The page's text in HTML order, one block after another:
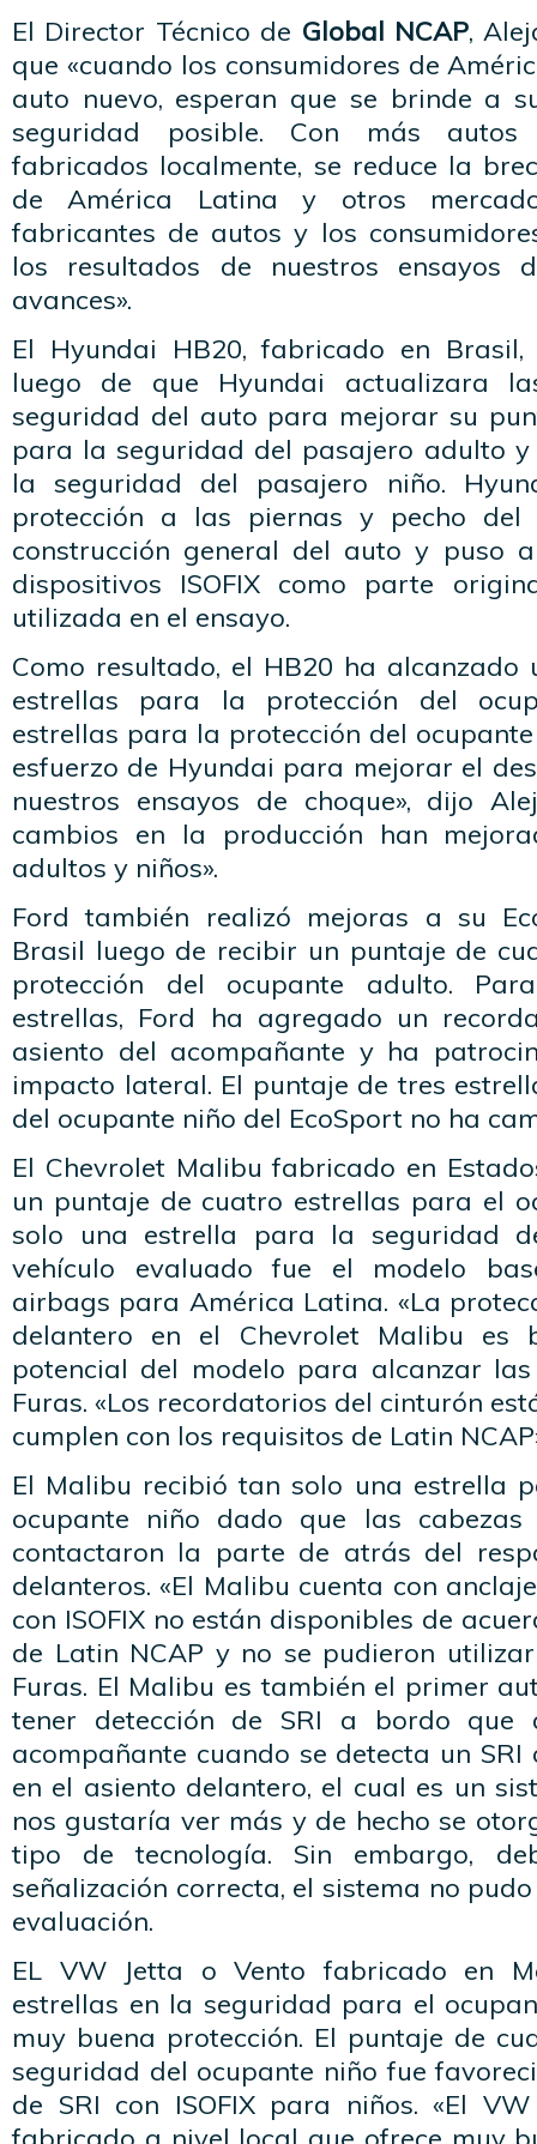
El Director Técnico de Global NCAP,
que «cuando los consumidores de
auto nuevo, esperan que se brinde a
seguridad posible. Con más
fabricados localmente, se reduce la
de América Latina y otros
fabricantes de autos y los
los resultados de nuestros ensayos
avances».
El Hyundai HB20, fabricado en
luego de que Hyundai actualizara
seguridad del auto para mejorar su
para la seguridad del pasajero adulto
la seguridad del pasajero niño.
protección a las piernas y pecho del
construcción general del auto y puso
dispositivos ISOFIX como parte
utilizada en el ensayo.
Como resultado, el HB20 ha
estrellas para la protección del
estrellas para la protección del
esfuerzo de Hyundai para mejorar el
nuestros ensayos de choque», dijo
cambios en la producción han
adultos y niños».
Ford también realizó mejoras a su
Brasil luego de recibir un puntaje de
protección del ocupante adulto.
estrellas, Ford ha agregado un
asiento del acompañante y ha
impacto lateral. El puntaje de tres
del ocupante niño del EcoSport no ha
El Chevrolet Malibu fabricado en
un puntaje de cuatro estrellas para el
solo una estrella para la seguridad
vehículo evaluado fue el modelo
airbags para América Latina. «La
delantero en el Chevrolet Malibu es
potencial del modelo para alcanzar las
Furas. «Los recordatorios del cinturón
cumplen con los requisitos de Latin
El Malibu recibió tan solo una estrella
ocupante niño dado que las cabezas
contactaron la parte de atrás del
delanteros. «El Malibu cuenta con
con ISOFIX no están disponibles de
de Latin NCAP y no se pudieron
Furas. El Malibu es también el primer
tener detección de SRI a bordo
acompañante cuando se detecta un
en el asiento delantero, el cual es un
nos gustaría ver más y de hecho se
tipo de tecnología. Sin embargo,
señalización correcta, el sistema no
evaluación.
EL VW Jetta o Vento fabricado en
estrellas en la seguridad para el
muy buena protección. El puntaje de
seguridad del ocupante niño fue
de SRI con ISOFIX para niños. «El